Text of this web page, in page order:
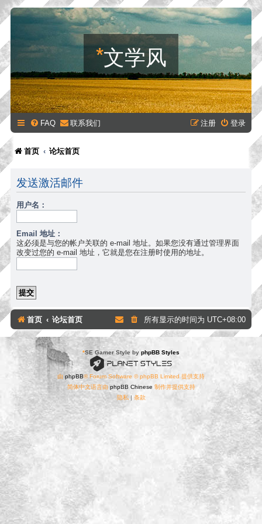
*文学风
FAQ 联系我们 登录
注册
首页 论坛首页
发送激活邮件
用户名：
Email 地址：
这必须是与您的帐户关联的 e-mail 地址。如果您没有通过管理界面
改变过您的 e-mail 地址，它就是您在注册时使用的地址。
首页 论坛首页 所有显示的时间为 UTC+08:00
*SE Gamer Style by phpBB Styles
由 phpBB® Forum Software © phpBB Limited 提供支持
简体中文语言由 phpBB Chinese 制作并提供支持
隐私 | 条款